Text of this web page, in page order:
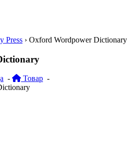
Press › Oxford Wordpower Dictionary
- Товар -